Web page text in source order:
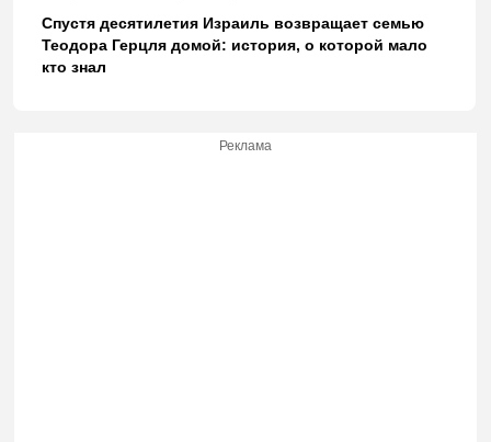
Спустя десятилетия Израиль возвращает семью
Теодора Герцля домой: история, о которой мало
кто знал
Реклама